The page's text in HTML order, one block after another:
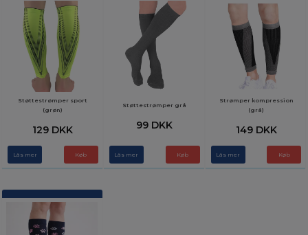
Støttestrømper sport
(grøn)
129 DKK
Läs mer Køb
Støttestrømper grå
99 DKK
Läs mer Køb
Strømper kompression
(grå)
149 DKK
Läs mer Køb